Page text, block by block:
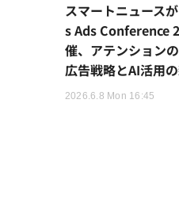
スマートニュース
s Ads Conference
催、アテンション
広告戦略とAI活用
2026.6.8 Mon 16:45